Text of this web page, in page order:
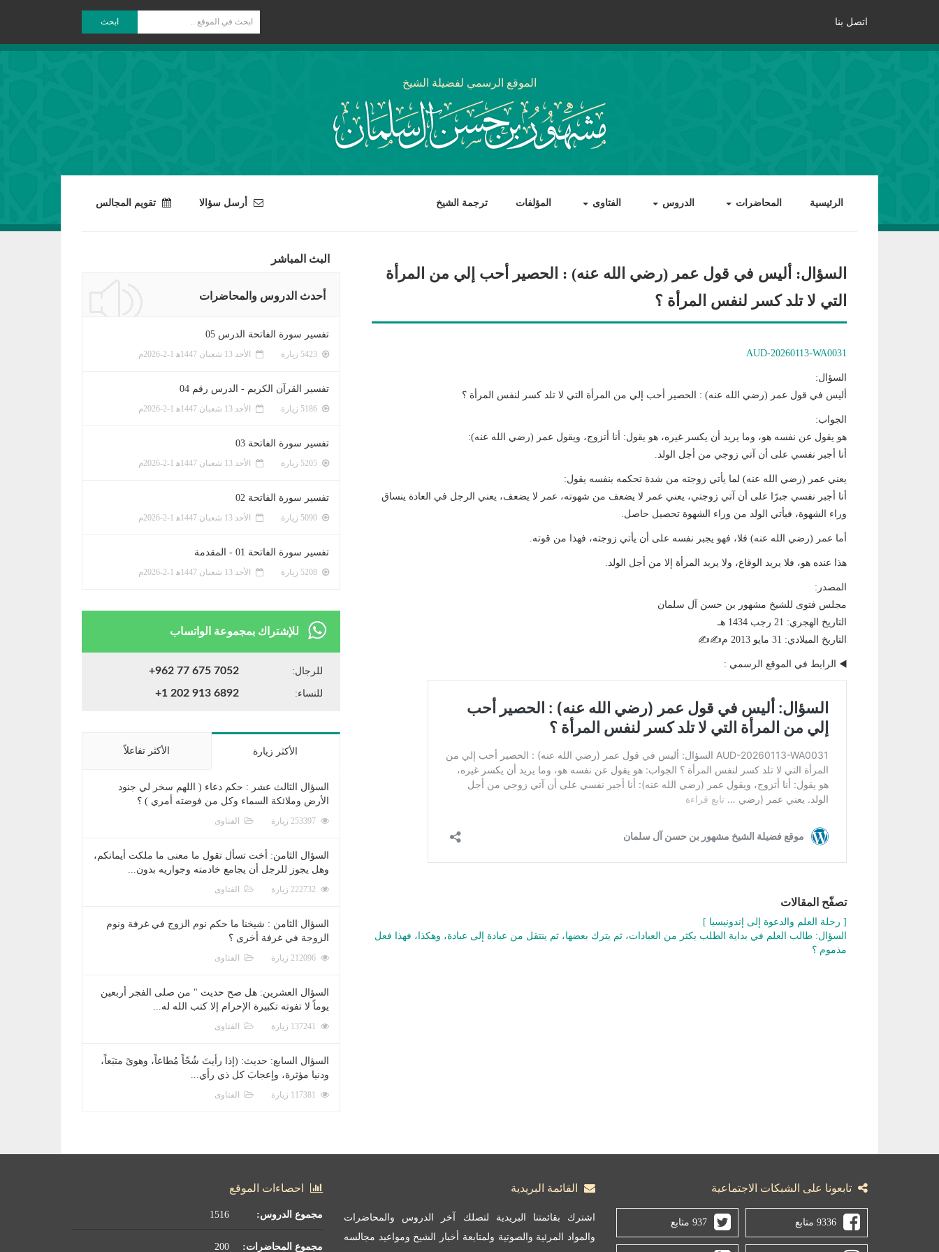
اتصل بنا ابحث
الموقع الرسمي لفضيلة الشيخ
الرئيسية المحاضرات الدروس الفتاوى المؤلفات ترجمة الشيخ أرسل سؤالا تقويم المجالس
السؤال: أليس في قول عمر (رضي الله عنه) : الحصير أحب إلي من المرأة
التي لا تلد كسر لنفس المرأة ؟
AUD-20260113-WA0031
السؤال:
أليس في قول عمر (رضي الله عنه) : الحصير أحب إلي من المرأة التي لا تلد كسر لنفس المرأة ؟
الجواب:
هو يقول عن نفسه هو، وما يريد أن يكسر غيره، هو يقول: أنا أتزوج، ويقول عمر (رضي الله عنه):
أنا أجبر نفسي على أن آتي زوجي من أجل الولد.
يعني عمر (رضي الله عنه) لما يأتي زوجته من شدة تحكمه بنفسه يقول:
أنا أجبر نفسي جبرًا على أن آتي زوجتي، يعني عمر لا يضعف من شهوته، عمر لا يضعف، يعني الرجل في العادة ينساق
وراء الشهوة، فيأتي الولد من وراء الشهوة تحصيل حاصل.
أما عمر (رضي الله عنه) فلا، فهو يجبر نفسه على أن يأتي زوجته، فهذا من قوته.
هذا عنده هو، فلا يريد الوقاع، ولا يريد المرأة إلا من أجل الولد.
المصدر:
مجلس فتوى للشيخ مشهور بن حسن آل سلمان
التاريخ الهجري: 21 رجب 1434 هـ
التاريخ الميلادي: 31 مايو 2013 م✍️✍️
◀️ الرابط في الموقع الرسمي :
تصفّح المقالات
[ رحلة العلم والدعوة إلى إندونيسيا ]
السؤال: طالب العلم في بداية الطلب يكثر من العبادات، ثم يترك بعضها، ثم ينتقل من عبادة إلى عبادة، وهكذا، فهذا فعل
مذموم ؟
البث المباشر
أحدث الدروس والمحاضرات
تفسير سورة الفاتحة الدرس 05
الأحد 13 شعبان 1447ﻫ 1-2-2026م
تفسير القرآن الكريم - الدرس رقم 04
الأحد 13 شعبان 1447ﻫ 1-2-2026م
تفسير سورة الفاتحة 03
الأحد 13 شعبان 1447ﻫ 1-2-2026م
تفسير سورة الفاتحة 02
الأحد 13 شعبان 1447ﻫ 1-2-2026م
تفسير سورة الفاتحة 01 - المقدمة
الأحد 13 شعبان 1447ﻫ 1-2-2026م
للإشتراك بمجموعة الواتساب
للرجال: +962 77 675 7052
للنساء: +1 202 913 6892
الأكثر زيارة الأكثر تفاعلاً
السؤال الثالث عشر : حكم دعاء ( اللهم سخر لي جنود
الأرض وملائكة السماء وكل من فوضته أمري ) ؟
الفتاوى
السؤال الثامن: أخت تسأل تقول ما معنى ما ملكت أيمانكم،
وهل يجوز للرجل أن يجامع خادمته وجواريه بدون...
الفتاوى
السؤال الثامن : شيخنا ما حكم نوم الزوج في غرفة ونوم
الزوجة في غرفة أخرى ؟
الفتاوى
السؤال العشرين: هل صح حديث " من صلى الفجر أربعين
يوماً لا تفوته تكبيرة الإحرام إلا كتب الله له...
الفتاوى
السؤال السابع: حديث: (إذا رأيتَ شُحّاً مُطاعاً، وهوىً متبَعاً،
ودنيا مؤثرة، وإعجابَ كل ذي رأي...
الفتاوى
تابعونا على الشبكات الاجتماعية
9336 متابع 937 متابع
القائمة البريدية
اشترك بقائمتنا البريدية لتصلك آخر الدروس والمحاضرات
والمواد المرئية والصوتية ولمتابعة أخبار الشيخ ومواعيد مجالسه
احصاءات الموقع
مجموع الدروس:
مجموع المحاضرات: